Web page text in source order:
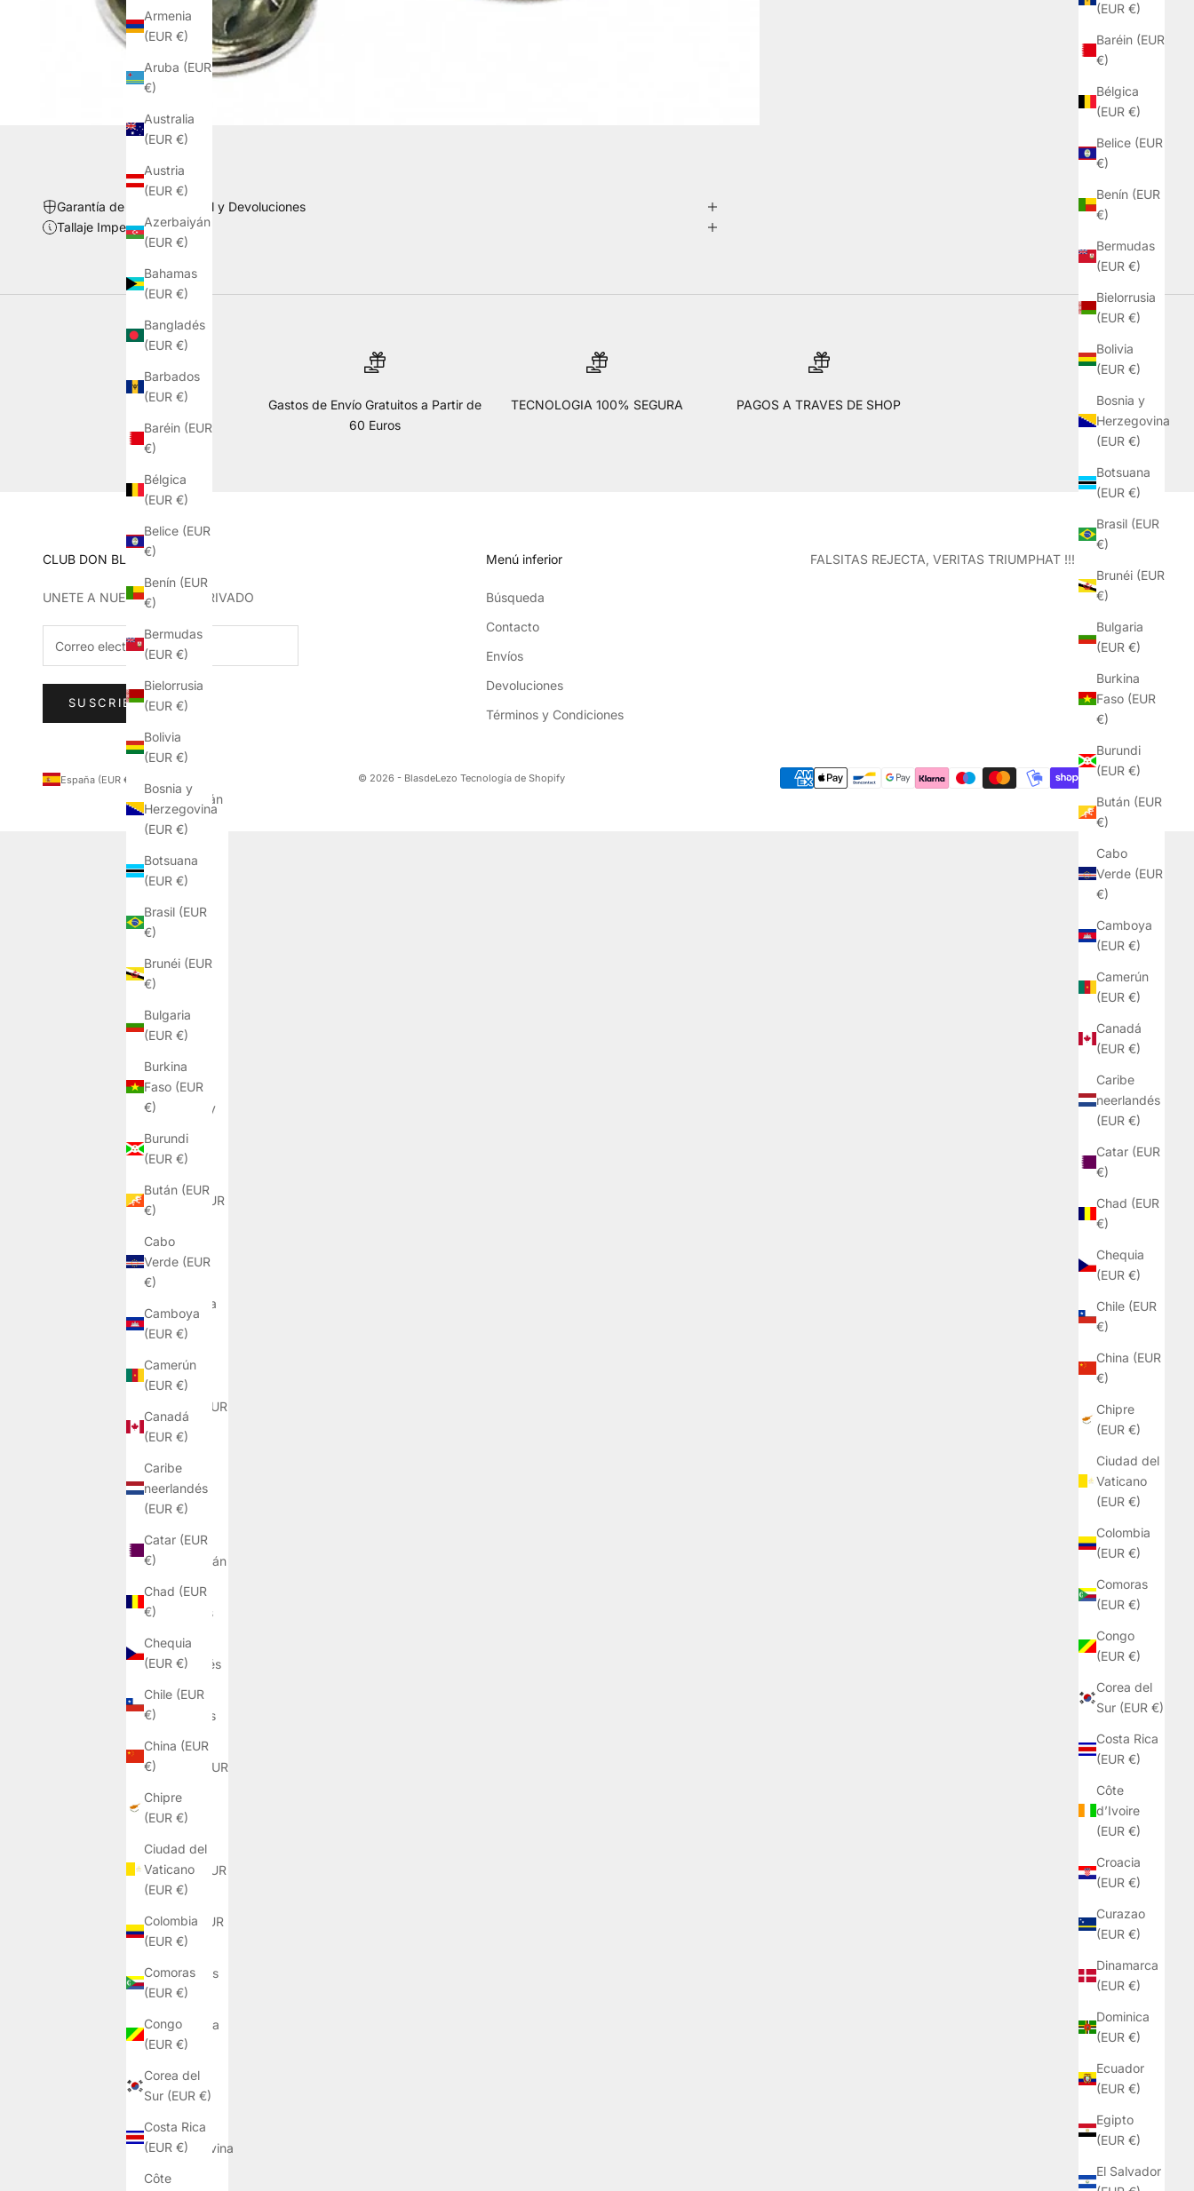
(EUR €)
Baréin (EUR
€)
Bélgica
(EUR €)
Belice (EUR
€)
Benín (EUR
€)
Bermudas
(EUR €)
Bielorrusia
(EUR €)
Bolivia
(EUR €)
Bosnia y
Herzegovina
(EUR €)
Botsuana
(EUR €)
Brasil (EUR
€)
Brunéi (EUR
€)
Bulgaria
(EUR €)
Burkina
Faso (EUR
€)
Burundi
(EUR €)
Bután (EUR
€)
Cabo
Verde (EUR
€)
Camboya
(EUR €)
Camerún
(EUR €)
Canadá
(EUR €)
Caribe
neerlandés
(EUR €)
Catar (EUR
€)
Chad (EUR
€)
Chequia
(EUR €)
Chile (EUR
€)
China (EUR
€)
Chipre
(EUR €)
Ciudad del
Vaticano
(EUR €)
Colombia
(EUR €)
Comoras
(EUR €)
Congo
(EUR €)
Corea del
Sur (EUR €)
Costa Rica
(EUR €)
Côte
d’Ivoire
(EUR €)
Croacia
(EUR €)
Curazao
(EUR €)
Dinamarca
(EUR €)
Dominica
(EUR €)
Ecuador
(EUR €)
Egipto
(EUR €)
El Salvador
Armenia
(EUR €)
Aruba (EUR
€)
Australia
(EUR €)
Austria
(EUR €)
Azerbaiyán
(EUR €)
Bahamas
(EUR €)
Bangladés
(EUR €)
Barbados
(EUR €)
Baréin (EUR
€)
Bélgica
(EUR €)
Belice (EUR
€)
Benín (EUR
€)
Bermudas
(EUR €)
Bielorrusia
(EUR €)
Bolivia
(EUR €)
Bosnia y
Herzegovina
(EUR €)
Botsuana
(EUR €)
Brasil (EUR
€)
Brunéi (EUR
€)
Bulgaria
(EUR €)
Burkina
Faso (EUR
€)
Burundi
(EUR €)
Bután (EUR
€)
Cabo
Verde (EUR
€)
Camboya
(EUR €)
Camerún
(EUR €)
Canadá
(EUR €)
Caribe
neerlandés
(EUR €)
Catar (EUR
€)
Chad (EUR
€)
Chequia
(EUR €)
Chile (EUR
€)
China (EUR
€)
Chipre
(EUR €)
Ciudad del
Vaticano
(EUR €)
Colombia
(EUR €)
Comoras
(EUR €)
Congo
(EUR €)
Corea del
Sur (EUR €)
Costa Rica
(EUR €)
Côte
Garantía de Ajuste Imperial y Devoluciones
Tallaje Imperial y Medidas
Gastos de Envío Gratuitos a Partir de
60 Euros
TECNOLOGIA 100% SEGURA PAGOS A TRAVES DE SHOP
CLUB DON BLAS DE LEZO
UNETE A NUESTRO CLUB PRIVADO
SUSCRIBIRSE
Menú inferior
Búsqueda
Contacto
Envíos
Devoluciones
Términos y Condiciones
FALSITAS REJECTA, VERITAS TRIUMPHAT !!!
España (EUR €)
Afganistán
Antigua y
Saudí (EUR
Argentina
Aruba (EUR
Austria
Azerbaiyán
Bahamas
Bangladés
Barbados
Baréin (EUR
Bélgica
Belice (EUR
€)
Benín (EUR
€)
Bermudas
Bielorrusia
Bolivia
(EUR €)
Bosnia y
Herzegovina
© 2026 - BlasdeLezo Tecnología de Shopify